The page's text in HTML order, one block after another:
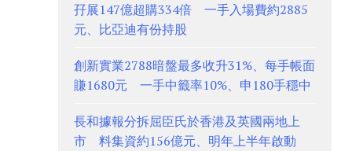
孖展147億超購334倍 一手入場費約2885
元、比亞迪有份持股
創新實業2788暗盤最多收升31%、每手帳面
賺1680元 一手中籤率10%、申180手穩中
長和據報分拆屈臣氏於香港及英國兩地上
市 料集資約156億元、明年上半年啟動